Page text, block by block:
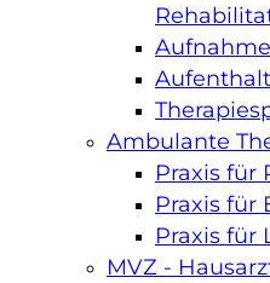
Aufnahme
Ambulante
Praxis für
Praxis für
Praxis für
MVZ -